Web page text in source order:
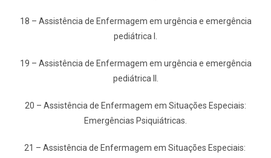
18 – Assistência de Enfermagem em urgência e emergência
pediátrica I.
19 – Assistência de Enfermagem em urgência e emergência
pediátrica II.
20 – Assistência de Enfermagem em Situações Especiais:
Emergências Psiquiátricas.
21 – Assistência de Enfermagem em Situações Especiais: